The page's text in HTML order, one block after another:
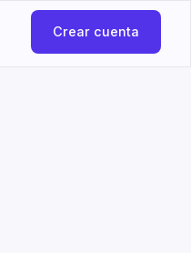
Crear cuenta